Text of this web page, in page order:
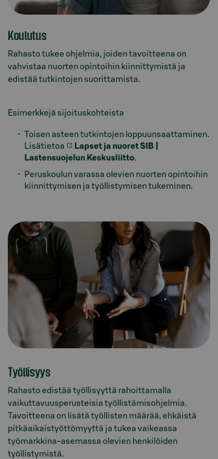
Koulutus
Rahasto tukee ohjelmia, joiden tavoitteena on
vahvistaa nuorten opintoihin kiinnittymistä ja
edistää tutkintojen suorittamista.
Esimerkkejä sijoituskohteista
Toisen asteen tutkintojen loppuunsaattaminen.
Lisätietoa
Lapset ja nuoret SIB |
Lastensuojelun Keskusliitto.
Peruskoulun varassa olevien nuorten opintoihin
kiinnittymisen ja työllistymisen tukeminen.
Työllisyys
Rahasto edistää työllisyyttä rahoittamalla
vaikuttavuusperusteisia työllistämisohjelmia.
Tavoitteena on lisätä työllisten määrää, ehkäistä
pitkäaikaistyöttömyyttä ja tukea vaikeassa
työmarkkina-asemassa olevien henkilöiden
työllistymistä.